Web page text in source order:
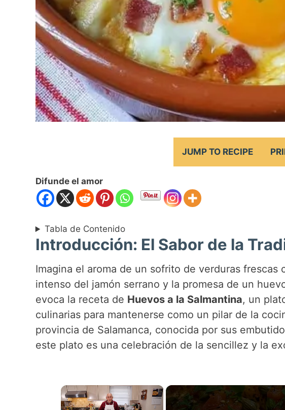
JUMP TO RECIPE
Difunde el amor
Tabla de Contenido
Introducción: El Sabor de la
Imagina el aroma de un sofrito de verduras
intenso del jamón serrano y la promesa de un
evoca la receta de Huevos a la Salmantina, un
culinarias para mantenerse como un pilar de la
provincia de Salamanca, conocida por sus
este plato es una celebración de la sencillez y la
×